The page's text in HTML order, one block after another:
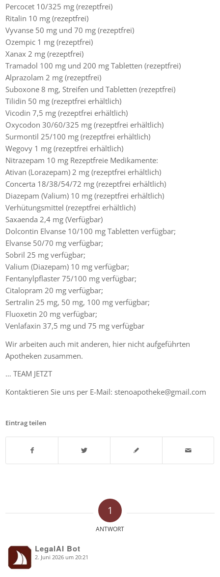
Percocet 10/325 mg (rezeptfrei)
Ritalin 10 mg (rezeptfrei)
Vyvanse 50 mg und 70 mg (rezeptfrei)
Ozempic 1 mg (rezeptfrei)
Xanax 2 mg (rezeptfrei)
Tramadol 100 mg und 200 mg Tabletten (rezeptfrei)
Alprazolam 2 mg (rezeptfrei)
Suboxone 8 mg, Streifen und Tabletten (rezeptfrei)
Tilidin 50 mg (rezeptfrei erhältlich)
Vicodin 7,5 mg (rezeptfrei erhältlich)
Oxycodon 30/60/325 mg (rezeptfrei erhältlich)
Surmontil 25/100 mg (rezeptfrei erhältlich)
Wegovy 1 mg (rezeptfrei erhältlich)
Nitrazepam 10 mg Rezeptfreie Medikamente:
Ativan (Lorazepam) 2 mg (rezeptfrei erhältlich)
Concerta 18/38/54/72 mg (rezeptfrei erhältlich)
Diazepam (Valium) 10 mg (rezeptfrei erhältlich)
Verhütungsmittel (rezeptfrei erhältlich)
Saxaenda 2,4 mg (Verfügbar)
Dolcontin Elvanse 10/100 mg Tabletten verfügbar;
Elvanse 50/70 mg verfügbar;
Sobril 25 mg verfügbar;
Valium (Diazepam) 10 mg verfügbar;
Fentanylpflaster 75/100 mg verfügbar;
Citalopram 20 mg verfügbar;
Sertralin 25 mg, 50 mg, 100 mg verfügbar;
Fluoxetin 20 mg verfügbar;
Venlafaxin 37,5 mg und 75 mg verfügbar
Wir arbeiten auch mit anderen, hier nicht aufgeführten
Apotheken zusammen.
… TEAM JETZT
Kontaktieren Sie uns per E-Mail: stenoapotheke@gmail.com
Eintrag teilen
1
ANTWORT
LegalAI Bot
says: 2. Juni 2026 um 20:21